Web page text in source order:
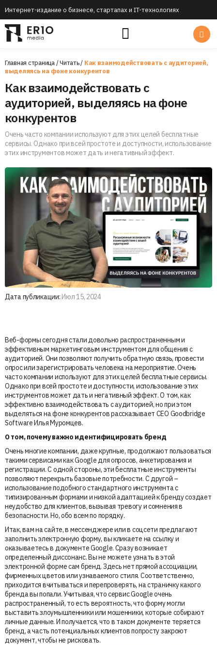
Интернет-издание о бизнесе, стартапах и IT-технологиях
Главная страница/Читать/ Как взаимодействовать с аудиторией,
выделяясь на фоне конкурентов
Как взаимодействовать с
аудиторией, выделяясь на фоне
конкурентов
Очень часто компании используют для этих целей бесплатные
сервисы. Однако при всей простоте и доступности, использование
этих инструментов может дать и негативный эффект.
Дата публикации: Июл 15, 2024
Веб-формы сегодня стали довольно распространенным и
эффективным маркетинговым инструментом для общения с
аудиторией. Они позволяют получить обратную связь, провести
опрос или зарегистрировать человека на мероприятие. Очень
часто компании используют для этих целей бесплатные сервисы.
Однако при всей простоте и доступности, использование этих
инструментов может дать и негативный эффект. О том, как
эффективно взаимодействовать с аудиторией, но при этом
выделяться на фоне конкурентов рассказывает CEO Goodbridge
Software Илья Муромцев.
О том, почему важно идентифицировать бренд
Очень многие компании, даже крупные, продолжают пользоваться
такими сервисами как Google для опросов, анкетирования и
регистрации. С одной стороны, эти бесплатные инструменты
позволяют перекрыть базовые потребности. С другой –
использование подобного стандартного инструмента с
типизированным формами и низкой адаптацией к бренду создает
неудобство для клиентов, вызывая тревогу и сомнения в
безопасности. Но, обо всем по порядку.
Итак, вам на сайте, в мессенджере или в соцсети предлагают
заполнить электронную форму, вы кликаете на ссылку и
оказываетесь в документе Google. Сразу возникает
определенный диссонанс. Вы не можете узнать в этой
электронной форме сам бренд. Здесь нет прямой ассоциации,
фирменных цветов или узнаваемого стиля. Соответственно,
приходится вчитываться и перепроверять, на страничку какого
бренда вы попали. Учитывая, что сервис Google очень
распространенный, то есть вероятность, что форму могли
выставить злоумышленники или мошенники, которые собирают
личные данные. И получается, что в таком документе теряется
бренд, а часть потенциальных клиентов попросту закроют
документ, чтобы не рисковать.